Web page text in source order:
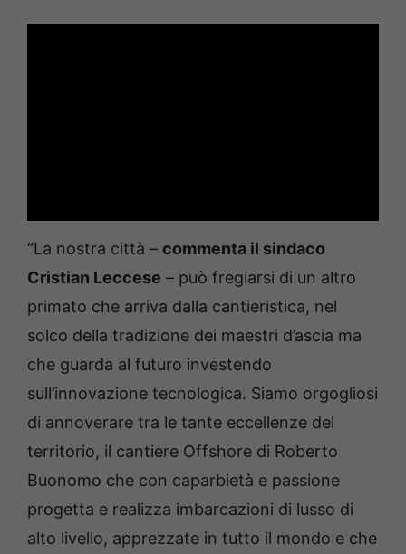
“La nostra città – commenta il sindaco
Cristian Leccese – può fregiarsi di un altro
primato che arriva dalla cantieristica, nel
solco della tradizione dei maestri d’ascia ma
che guarda al futuro investendo
sull’innovazione tecnologica. Siamo orgogliosi
di annoverare tra le tante eccellenze del
territorio, il cantiere Offshore di Roberto
Buonomo che con caparbietà e passione
progetta e realizza imbarcazioni di lusso di
alto livello, apprezzate in tutto il mondo e che